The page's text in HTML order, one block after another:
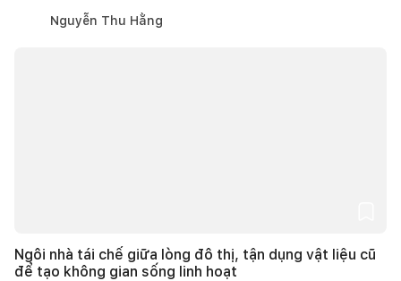
Nguyễn Thu Hằng
Ngôi nhà tái chế giữa lòng đô thị, tận dụng vật liệu cũ
để tạo không gian sống linh hoạt